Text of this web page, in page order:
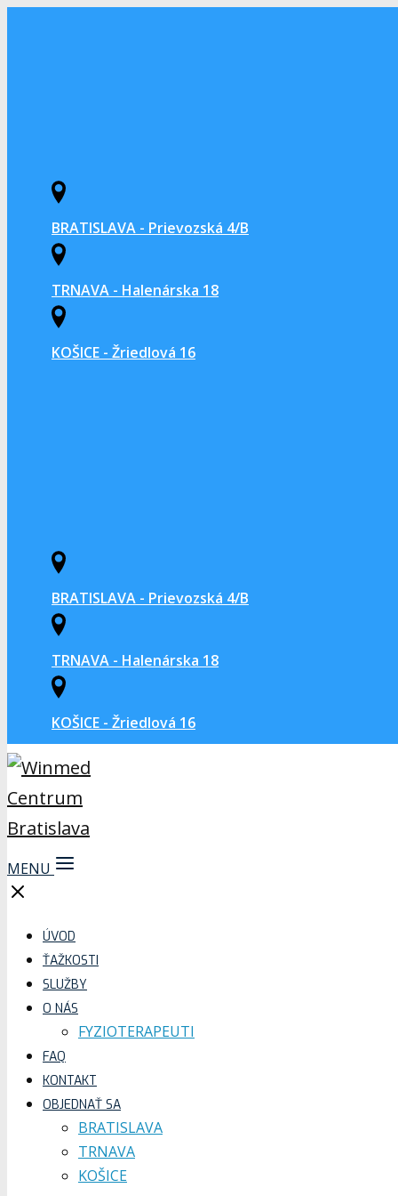
BRATISLAVA - Prievozská 4/B
TRNAVA - Halenárska 18
KOŠICE - Žriedlová 16
BRATISLAVA - Prievozská 4/B
TRNAVA - Halenárska 18
KOŠICE - Žriedlová 16
MENU
ÚVOD
ŤAŽKOSTI
SLUŽBY
O NÁS
FYZIOTERAPEUTI
FAQ
KONTAKT
OBJEDNAŤ SA
BRATISLAVA
TRNAVA
KOŠICE